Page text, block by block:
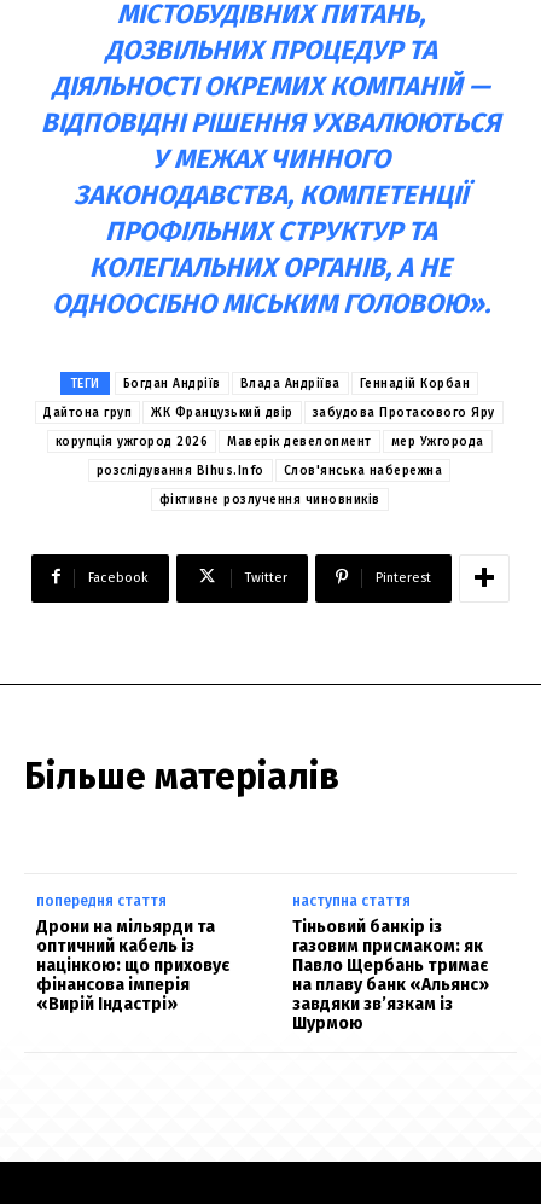
МІСТОБУДІВНИХ ПИТАНЬ,
ДОЗВІЛЬНИХ ПРОЦЕДУР ТА
ДІЯЛЬНОСТІ ОКРЕМИХ КОМПАНІЙ —
ВІДПОВІДНІ РІШЕННЯ УХВАЛЮЮТЬСЯ
У МЕЖАХ ЧИННОГО
ЗАКОНОДАВСТВА, КОМПЕТЕНЦІЇ
ПРОФІЛЬНИХ СТРУКТУР ТА
КОЛЕГІАЛЬНИХ ОРГАНІВ, А НЕ
ОДНООСІБНО МІСЬКИМ ГОЛОВОЮ».
ТЕГИ Богдан Андріїв Влада Андріїва
Геннадій Корбан
Дайтона груп
ЖК Французький двір
забудова Протасового Яру
корупція ужгород 2026
Маверік девелопмент
мер Ужгорода
розслідування Bihus.Info
Слов'янська набережна
фіктивне розлучення чиновників
Facebook Twitter Pinterest
Більше матеріалів
попередня стаття
Дрони на мільярди та
оптичний кабель із
націнкою: що приховує
фінансова імперія
«Вирій Індастрі»
наступна стаття
Тіньовий банкір із
газовим присмаком: як
Павло Щербань тримає
на плаву банк «Альянс»
завдяки зв’язкам із
Шурмою